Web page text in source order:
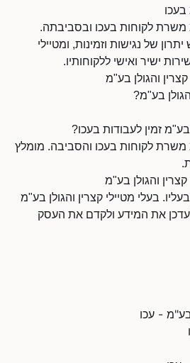
בעכו
משרת לקוחות בעכו ובסביבתה.
של נגישות וזמינות, ומטיילי
ישיר ואישי ללקוחותיו.
והגולן בע"מ
בע"מ?
בע"מ זמין לעבודות בעכו?
משרת לקוחות בעכו והסביבה. מומלץ
והגולן בע"מ
בעלי מטיילי קצרין והגולן בע"מ
את המידע ולקדם את העסק
- עכו